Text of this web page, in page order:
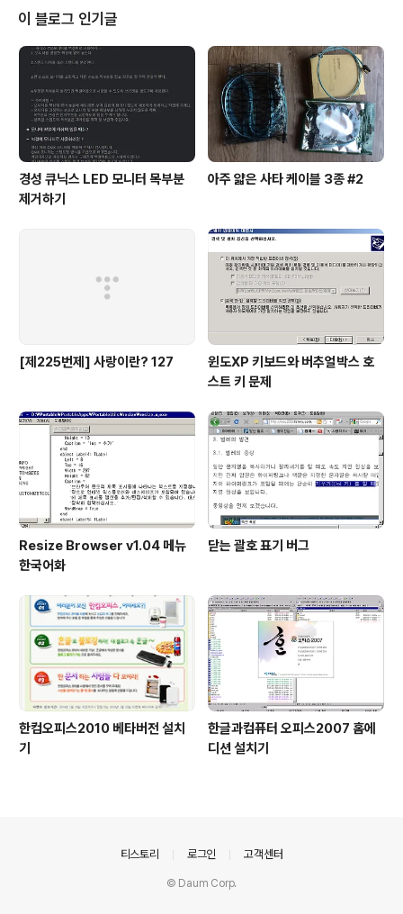
awayoftheday.com 의 내용을 그대로 옮긴 수준입니
다. 따라서 이 글을 이용할 때에는 크리에이티브 커먼즈 저
작자표시-비영리-변경금지(CC-BY-NC-ND) 2.0 라이
선스에 따라 비상업적 용도로 수정하지 않고 ..
이 블로그 인기글
경성 큐닉스 LED 모니터 목부분
제거하기
아주 얇은 사타 케이블 3종 #2
[제225번제] 사랑이란? 127
윈도XP 키보드와 버추얼박스 호
스트 키 문제
Resize Browser v1.04 메뉴
한국어화
닫는 괄호 표기 버그
한컴오피스2010 베타버전 설치
기
한글과컴퓨터 오피스2007 홈에
디션 설치기
티스토리 로그인 고객센터
© Daum Corp.